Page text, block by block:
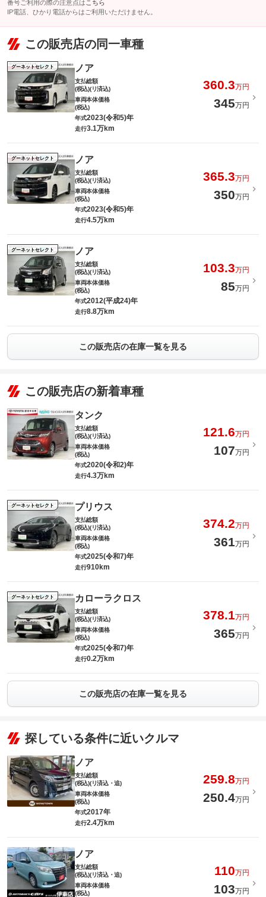
番号ご利用の際の注意点は こちら
IP電話、ひかり電話からはご利用いただけません。
この販売店の同一車種
グーネットセレクト ノア
支払総額
(税込)(リ済込)
360.3万円
車両本体価格
(税込)
345万円
年式2023(令和5)年
走行3.1万km
グーネットセレクト ノア
支払総額
(税込)(リ済込)
365.3万円
車両本体価格
(税込)
350万円
年式2023(令和5)年
走行4.5万km
グーネットセレクト ノア
支払総額
(税込)(リ済込)
103.3万円
車両本体価格
(税込)
85万円
年式2012(平成24)年
走行8.8万km
この販売店の在庫一覧を見る
この販売店の新着車種
タンク
支払総額
(税込)(リ済込)
121.6万円
車両本体価格
(税込)
107万円
年式2020(令和2)年
走行4.3万km
グーネットセレクト プリウス
支払総額
(税込)(リ済込)
374.2万円
車両本体価格
(税込)
361万円
年式2025(令和7)年
走行910km
グーネットセレクト カローラクロス
支払総額
(税込)(リ済込)
378.1万円
車両本体価格
(税込)
365万円
年式2025(令和7)年
走行0.2万km
この販売店の在庫一覧を見る
探している条件に近いクルマ
ノア
支払総額
(税込)(リ済込・追)
259.8万円
車両本体価格
(税込)
250.4万円
年式2017年
走行2.4万km
ノア
支払総額
(税込)(リ済込・追)
110万円
車両本体価格
(税込)
103万円